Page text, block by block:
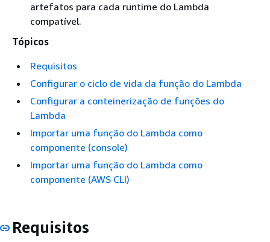
artefatos para cada runtime do Lambda
compatível.
Tópicos
Requisitos
Configurar o ciclo de vida da função do Lambda
Configurar a conteinerização de funções do
Lambda
Importar uma função do Lambda como
componente (console)
Importar uma função do Lambda como
componente (AWS CLI)
Requisitos